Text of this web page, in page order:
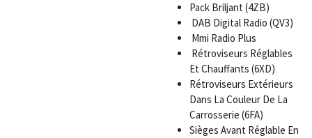
Pack Briljant (4ZB)
DAB Digital Radio (QV3)
Mmi Radio Plus
Rétroviseurs Réglables
Et Chauffants (6XD)
Rétroviseurs Extérieurs
Dans La Couleur De La
Carrosserie (6FA)
Sièges Avant Réglable En